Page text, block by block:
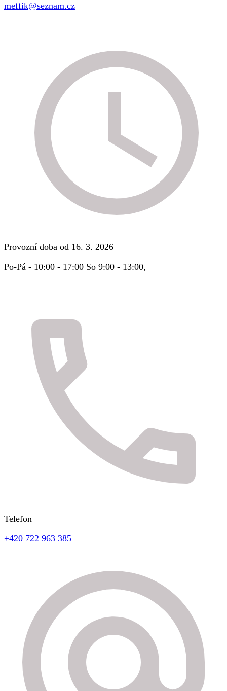
meffik@seznam.cz
Provozní doba od 16. 3. 2026
Po-Pá - 10:00 - 17:00 So 9:00 - 13:00,
Telefon
+420 722 963 385